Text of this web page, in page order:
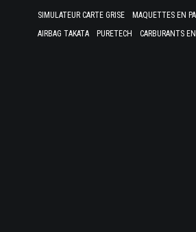
SIMULATEUR CARTE GRISE MAQUETTES EN
AIRBAG TAKATA
PURETECH CARBURANTS